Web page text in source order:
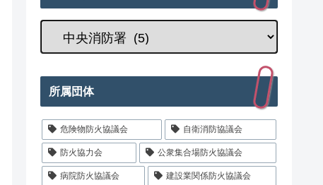
所属団体
危険物防火協議会 自衛消防協議会
防火協力会 公衆集合場防火協議会
病院防火協議会 建設業関係防火協議会